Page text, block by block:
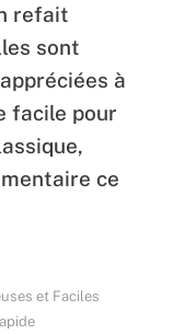
refait
sont
à
facile pour
ce
et Faciles